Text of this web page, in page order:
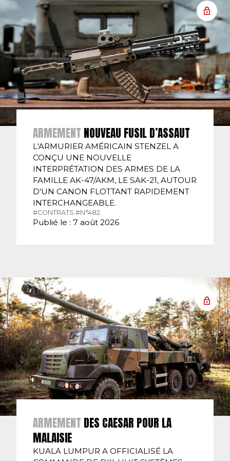
ARMEMENT NOUVEAU FUSIL D’ASSAUT
L'ARMURIER AMÉRICAIN STENZEL A
CONÇU UNE NOUVELLE
INTERPRÉTATION DES ARMES DE LA
FAMILLE AK-47/AKM, LE SAK-21, AUTOUR
D'UN CANON FLOTTANT RAPIDEMENT
INTERCHANGEABLE.
#CONTRATS.#N°482.
Publié le : 7 août 2026
ARMEMENT DES CAESAR POUR LA
MALAISIE
KUALA LUMPUR A OFFICIALISÉ LA